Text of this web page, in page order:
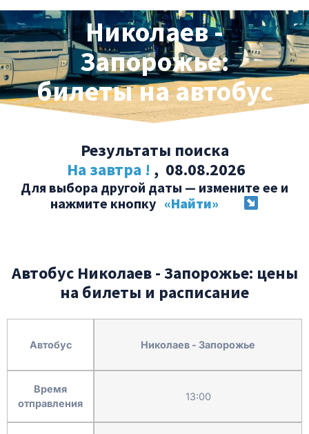
Николаев -
Запорожье:
билеты на автобус
Результаты поиска
На завтра ! , 08.08.2026
Для выбора другой даты — измените ее и
нажмите кнопку «Найти»
Автобус Николаев - Запорожье: цены
на билеты и расписание
Автобус
Время
отправления
Николаев - Запорожье
13:00